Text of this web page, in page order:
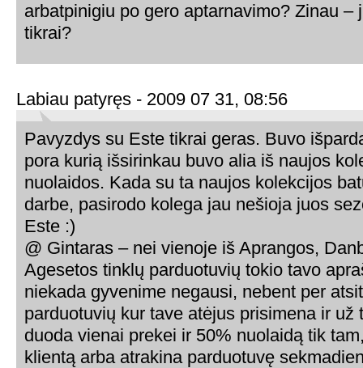
arbatpinigiu po gero aptarnavimo? Zinau
tikrai?
Labiau patyręs - 2009 07 31, 08:56
Pavyzdys su Este tikrai geras. Buvo
pora kurią išsirinkau buvo alia iš naujos
nuolaidos. Kada su ta naujos kolekcijos
darbe, pasirodo kolega jau nešioja juos
Este :)
@ Gintaras – nei vienoje iš Aprangos,
Agesetos tinklų parduotuvių tokio tavo
niekada gyvenime negausi, nebent per
parduotuvių kur tave atėjus prisimena ir už
duoda vienai prekei ir 50% nuolaidą tik
klientą arba atrakina parduotuvę